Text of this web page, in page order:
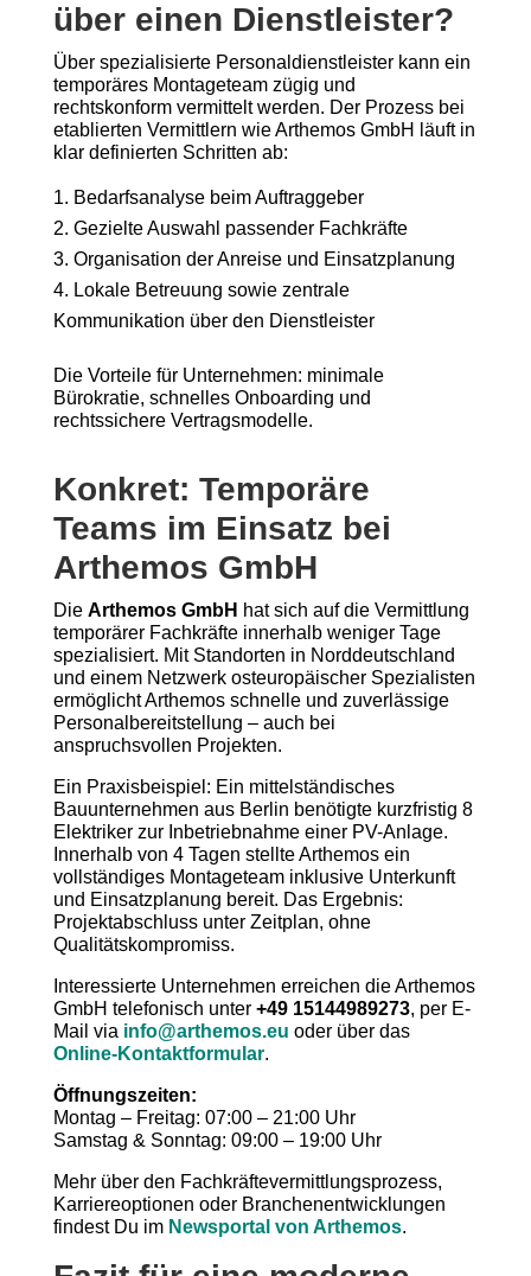
über einen Dienstleister?
Über spezialisierte Personaldienstleister kann ein
temporäres Montageteam zügig und
rechtskonform vermittelt werden. Der Prozess bei
etablierten Vermittlern wie Arthemos GmbH läuft in
klar definierten Schritten ab:
Bedarfsanalyse beim Auftraggeber
Gezielte Auswahl passender Fachkräfte
Organisation der Anreise und Einsatzplanung
Lokale Betreuung sowie zentrale
Kommunikation über den Dienstleister
Die Vorteile für Unternehmen: minimale
Bürokratie, schnelles Onboarding und
rechtssichere Vertragsmodelle.
Konkret: Temporäre
Teams im Einsatz bei
Arthemos GmbH
Die Arthemos GmbH hat sich auf die Vermittlung
temporärer Fachkräfte innerhalb weniger Tage
spezialisiert. Mit Standorten in Norddeutschland
und einem Netzwerk osteuropäischer Spezialisten
ermöglicht Arthemos schnelle und zuverlässige
Personalbereitstellung – auch bei
anspruchsvollen Projekten.
Ein Praxisbeispiel: Ein mittelständisches
Bauunternehmen aus Berlin benötigte kurzfristig 8
Elektriker zur Inbetriebnahme einer PV-Anlage.
Innerhalb von 4 Tagen stellte Arthemos ein
vollständiges Montageteam inklusive Unterkunft
und Einsatzplanung bereit. Das Ergebnis:
Projektabschluss unter Zeitplan, ohne
Qualitätskompromiss.
Interessierte Unternehmen erreichen die Arthemos
GmbH telefonisch unter +49 15144989273, per E-
Mail via info@arthemos.eu oder über das
Online-Kontaktformular.
Öffnungszeiten:
Montag – Freitag: 07:00 – 21:00 Uhr
Samstag & Sonntag: 09:00 – 19:00 Uhr
Mehr über den Fachkräftevermittlungsprozess,
Karriereoptionen oder Branchenentwicklungen
findest Du im Newsportal von Arthemos.